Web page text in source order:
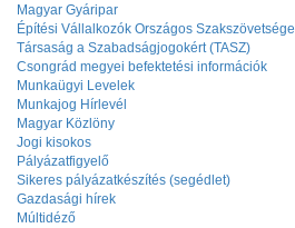
Magyar Gyáripar
Építési Vállalkozók Országos Szakszövetsége
Társaság a Szabadságjogokért (TASZ)
Csongrád megyei befektetési információk
Munkaügyi Levelek
Munkajog Hírlevél
Magyar Közlöny
Jogi kisokos
Pályázatfigyelő
Sikeres pályázatkészítés (segédlet)
Gazdasági hírek
Múltidéző